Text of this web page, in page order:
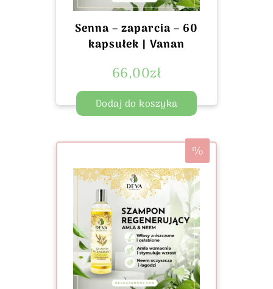
Senna – zaparcia – 60
kapsułek | Vanan
66,00zł
Dodaj do koszyka